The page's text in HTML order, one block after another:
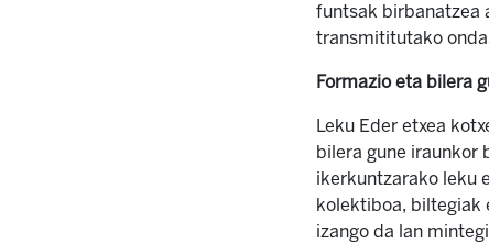
funtsak birbanatzea
transmititutako
Formazio eta bilera
Leku Eder etxea
bilera gune iraunkor
ikerkuntzarako leku
kolektiboa, biltegiak
izango da lan